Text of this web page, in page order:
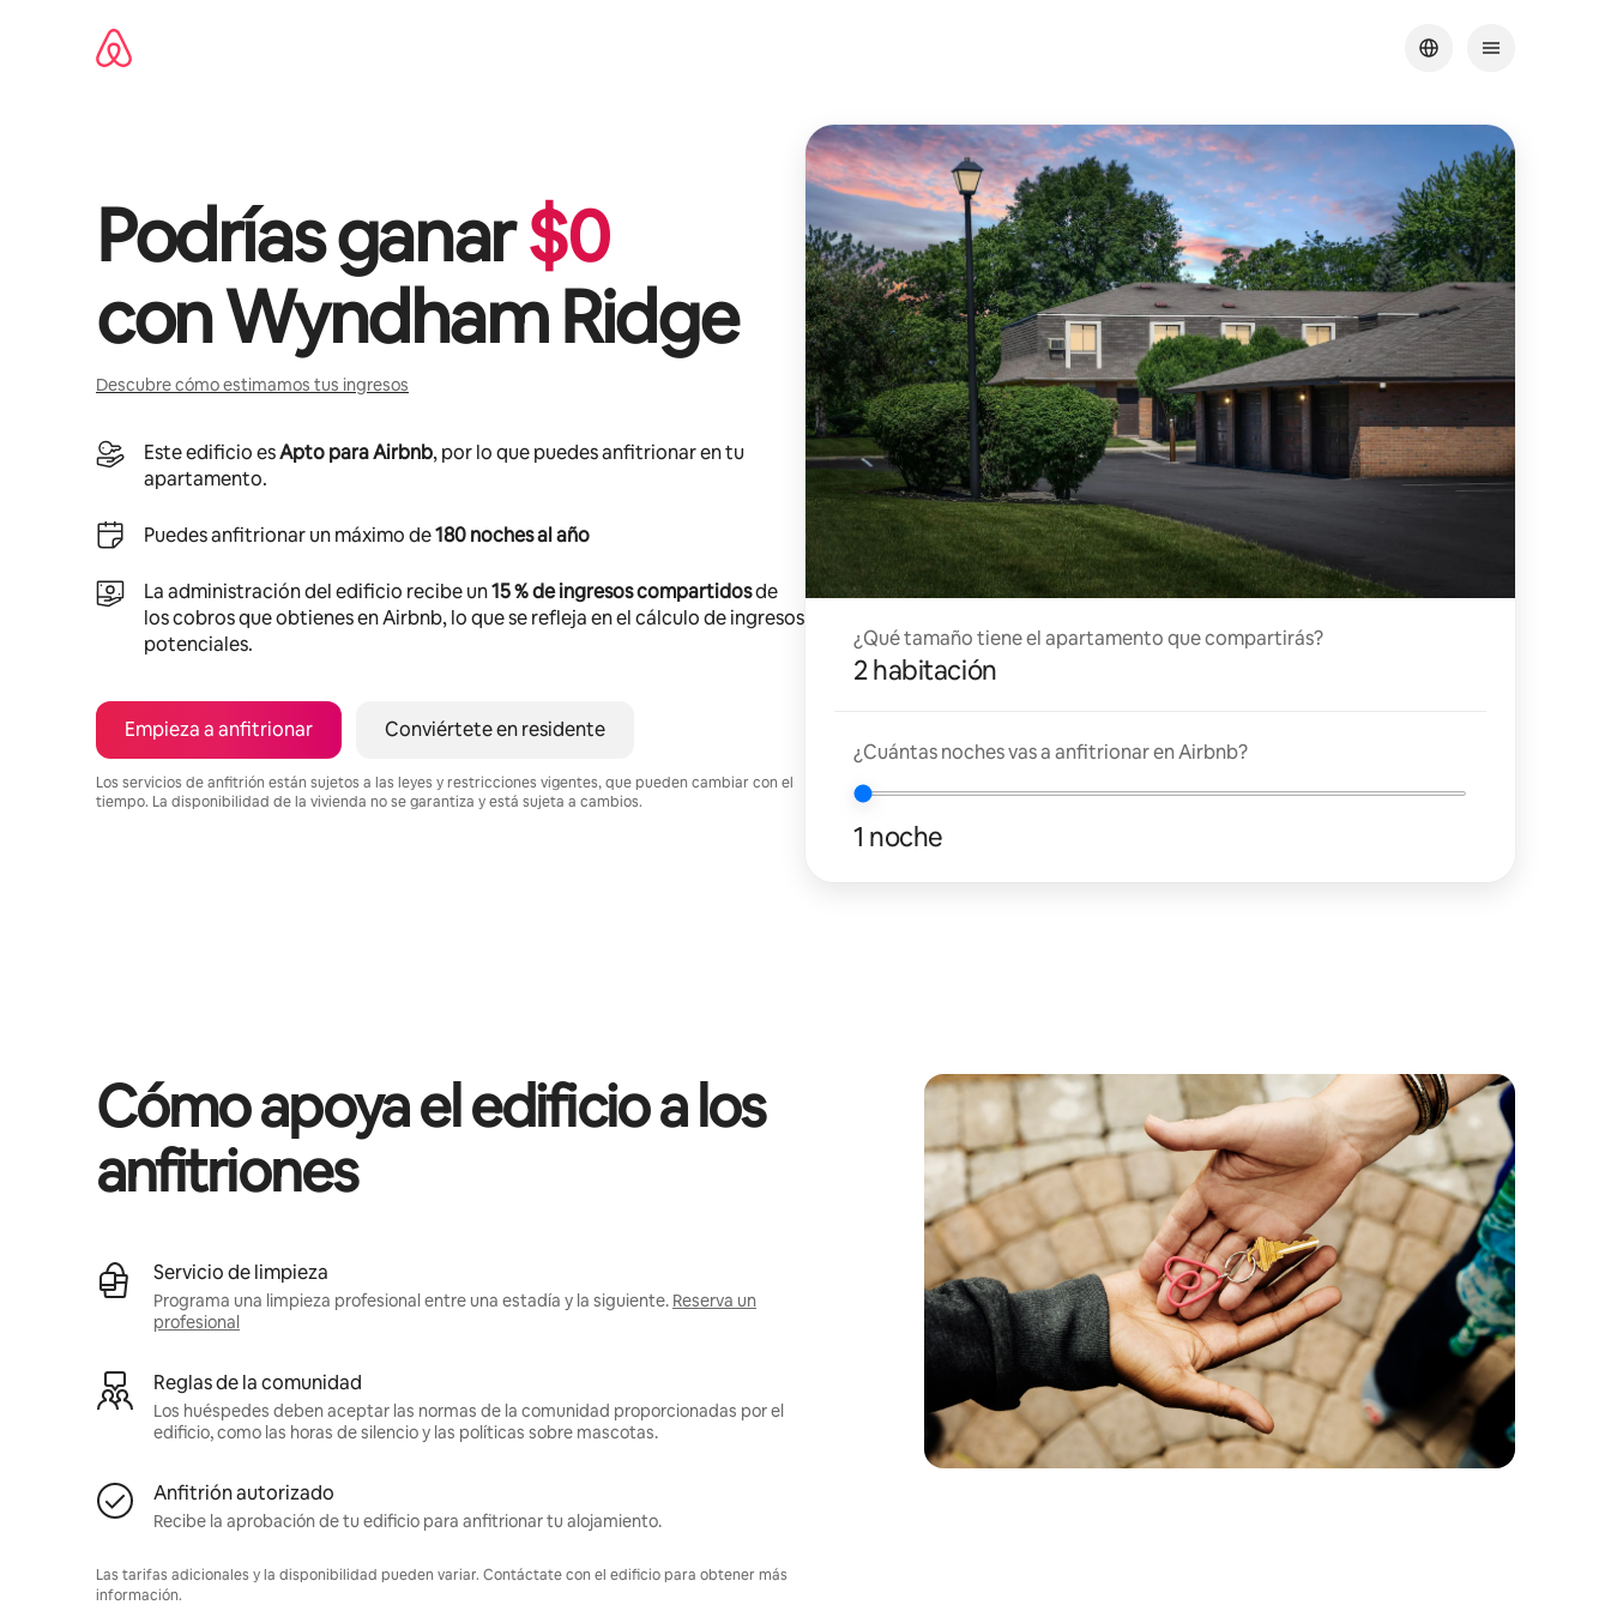
Podrías ganar$0
conWyndham Ridge
Descubre cómo estimamos tus ingresos
Este edificio esApto para Airbnb, por lo que puedes anfitrionar en tu
apartamento.
Puedes anfitrionar un máximo de180 noches al año
La administración del edificio recibe un15 % de ingresos compartidosde
los cobros que obtienes en Airbnb, lo que se refleja en el cálculo de ingresos
potenciales.
Empieza a anfitrionar Conviértete en residente
Los servicios de anfitrión están sujetos a las leyes y restricciones vigentes, que pueden cambiar con el
tiempo. La disponibilidad de la vivienda no se garantiza y está sujeta a cambios.
¿Qué tamaño tiene el apartamento que compartirás?
2 habitación
¿Cuántas noches vas a anfitrionar en Airbnb?
1 noche
Cómo apoya el edificio a los
anfitriones
Servicio de limpieza
Programa una limpieza profesional entre una estadía y la siguiente. Reserva un
profesional
Reglas de la comunidad
Los huéspedes deben aceptar las normas de la comunidad proporcionadas por el
edificio, como las horas de silencio y las políticas sobre mascotas.
Anfitrión autorizado
Recibe la aprobación de tu edificio para anfitrionar tu alojamiento.
Las tarifas adicionales y la disponibilidad pueden variar. Contáctate con el edificio para obtener más
información.